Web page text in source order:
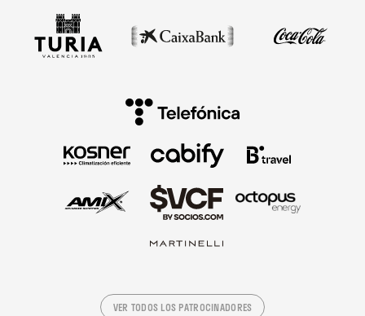
VER TODOS LOS PATROCINADORES